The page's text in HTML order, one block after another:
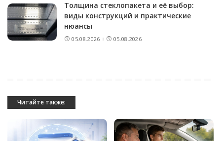
Толщина стеклопакета и её выбор:
виды конструкций и практические
нюансы
05.08.2026 05.08.2026
Читайте также: